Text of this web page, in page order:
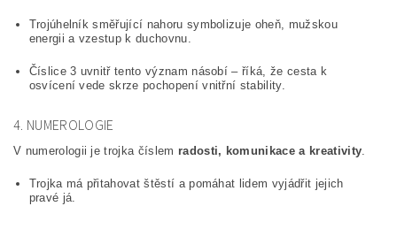
Trojúhelník směřující nahoru symbolizuje oheň, mužskou
energii a vzestup k duchovnu.
Číslice 3 uvnitř tento význam násobí – říká, že cesta k
osvícení vede skrze pochopení vnitřní stability.
4. NUMEROLOGIE
V numerologii je trojka číslem radosti, komunikace a kreativity.
Trojka má přitahovat štěstí a pomáhat lidem vyjádřit jejich
pravé já.